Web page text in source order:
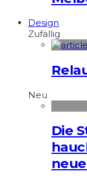
Design
Zufällig
Neu
Die